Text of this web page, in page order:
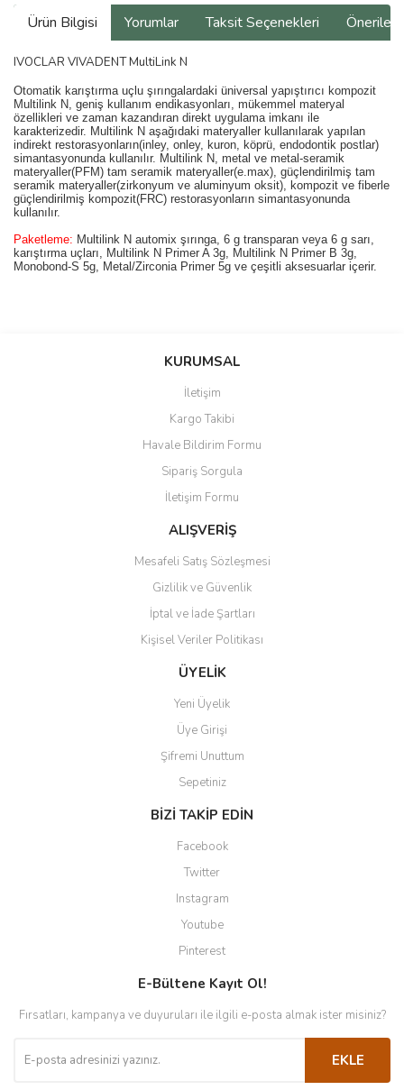
Ürün Bilgisi Yorumlar Taksit Seçenekleri
IVOCLAR VIVADENT MultiLink N
Otomatik karıştırma uçlu şırıngalardaki üniversal yapıştırıcı kompozit
Multilink N, geniş kullanım endikasyonları, mükemmel materyal
özellikleri ve zaman kazandıran direkt uygulama imkanı ile
karakterizedir. Multilink N aşağıdaki materyaller kullanılarak yapılan
indirekt restorasyonların(inley, onley, kuron, köprü, endodontik postlar)
simantasyonunda kullanılır. Multilink N, metal ve metal-seramik
materyaller(PFM) tam seramik materyaller(e.max), güçlendirilmiş tam
seramik materyaller(zirkonyum ve aluminyum oksit), kompozit ve fiberle
güçlendirilmiş kompozit(FRC) restorasyonların simantasyonunda
kullanılır.
Paketleme: Multilink N automix şırınga, 6 g transparan veya 6 g sarı,
karıştırma uçları, Multilink N Primer A 3g, Multilink N Primer B 3g,
Monobond-S 5g, Metal/Zirconia Primer 5g ve çeşitli aksesuarlar içerir.
Bu ürüne ilk yorumu siz yapın!
Ürün resmi kalitesiz, bozuk veya görüntülenemiyor.
Ürün açıklamasında eksik bilgiler bulunuyor.
Ürün bilgilerinde hatalar bulunuyor.
Ürün fiyatı diğer sitelerden daha pahalı.
Bu ürüne benzer farklı alternatifler olmalı.
Gönder
KURUMSAL
İletişim
Kargo Takibi
Havale Bildirim Formu
Sipariş Sorgula
İletişim Formu
ALIŞVERİŞ
Mesafeli Satış Sözleşmesi
Gizlilik ve Güvenlik
İptal ve İade Şartları
Kişisel Veriler Politikası
ÜYELİK
Yeni Üyelik
Üye Girişi
Şifremi Unuttum
Sepetiniz
BİZİ TAKİP EDİN
Facebook
Twitter
Instagram
Youtube
Pinterest
E-Bültene Kayıt Ol!
Fırsatları, kampanya ve duyuruları ile ilgili e-posta almak ister misiniz?
EKLE